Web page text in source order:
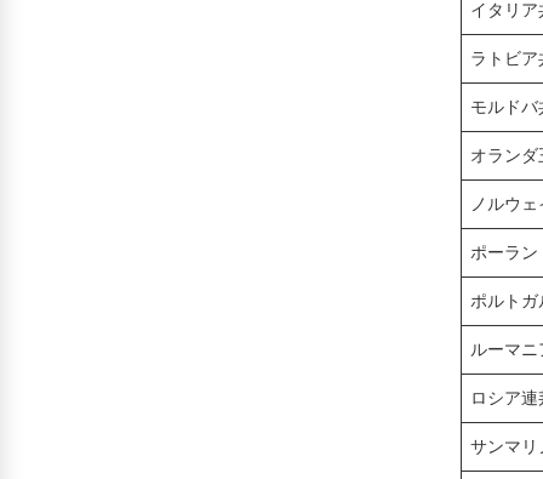
イタリア
ラトビア
モルドバ
オランダ
ノルウ
ポーラン
ポルトガ
ルーマニ
ロシア連
サンマリ